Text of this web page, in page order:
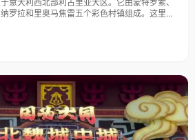
意大利西北部利古里亚大区。它由蒙特罗索、
罗拉和里奥马焦雷五个彩色村镇组成。这里依
年被列为世界文化遗产。